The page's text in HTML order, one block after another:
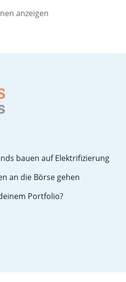
anzeigen
bau­en auf Elek­tri­fi­zie­rung
an die Bör­se ge­hen
Port­fo­lio?